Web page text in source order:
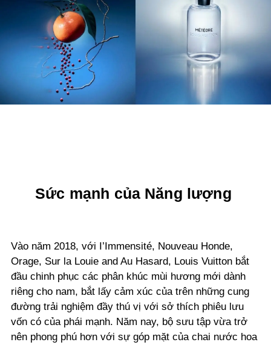
Sức mạnh của Năng lượng
Vào năm 2018, với I’Immensité, Nouveau Honde,
Orage, Sur la Louie and Au Hasard, Louis Vuitton bắt
đầu chinh phục các phân khúc mùi hương mới dành
riêng cho nam, bắt lấy cảm xúc của trên những cung
đường trải nghiệm đầy thú vị với sở thích phiêu lưu
vốn có của phái mạnh. Năm nay, bộ sưu tập vừa trở
nên phong phú hơn với sự góp mặt của chai nước hoa